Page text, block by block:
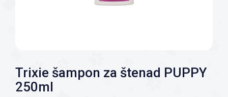
Trixie šampon za štenad PUPPY
250ml